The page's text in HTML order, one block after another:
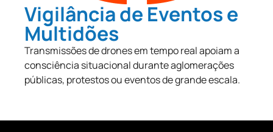
Vigilância de Eventos e
Multidões
Transmissões de drones em tempo real apoiam a
consciência situacional durante aglomerações
públicas, protestos ou eventos de grande escala.